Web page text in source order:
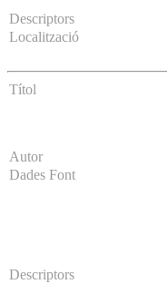
Descriptors
Localització
Títol
Autor
Dades Font
Descriptors